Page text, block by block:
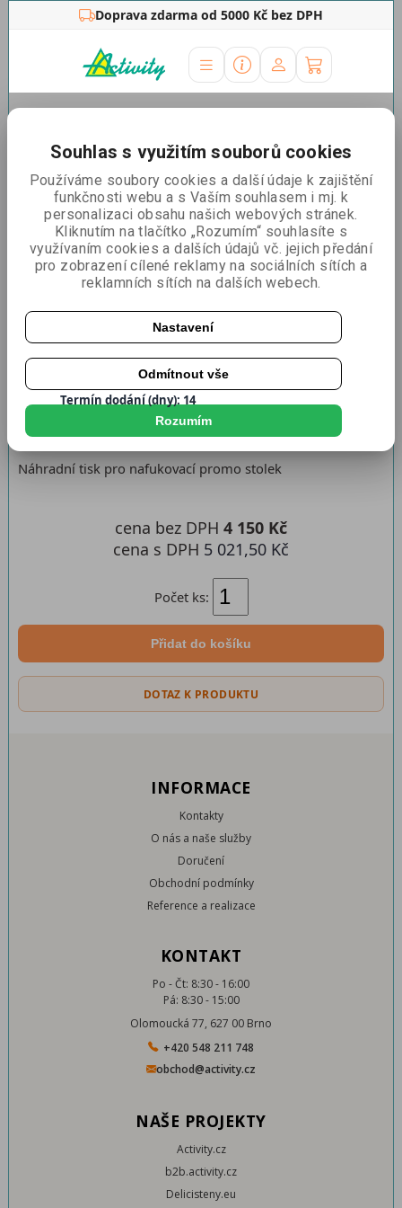
Doprava zdarma od 5000 Kč bez DPH
Náhradní tisk stolek
Katalogové číslo:NTPROMO
Termín dodání (dny): 14
Skladem
Náhradní tisk pro nafukovací promo stolek
Počet ks:
Přidat do košíku
cena bez DPH 4 150 Kč
cena s DPH 5 021,50 Kč
DOTAZ K PRODUKTU
INFORMACE
Kontakty
O nás a naše služby
Doručení
Obchodní podmínky
Reference a realizace
KONTAKT
Po - Čt: 8:30 - 16:00
Pá: 8:30 - 15:00
Olomoucká 77, 627 00 Brno
+420 548 211 748
obchod@activity.cz
NAŠE PROJEKTY
Activity.cz
b2b.activity.cz
Delicisteny.eu
Souhlas s využitím souborů cookies
Používáme soubory cookies a další údaje k zajištění
funkčnosti webu a s Vaším souhlasem i mj. k
personalizaci obsahu našich webových stránek.
Kliknutím na tlačítko „Rozumím“ souhlasíte s
využívaním cookies a dalších údajů vč. jejich předání
pro zobrazení cílené reklamy na sociálních sítích a
reklamních sítích na dalších webech.
Nastavení
Odmítnout vše
Rozumím